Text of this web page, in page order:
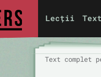
Lecții
Text complet